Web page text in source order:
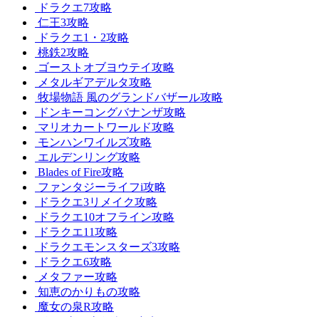
ドラクエ7攻略
仁王3攻略
ドラクエ1・2攻略
桃鉄2攻略
ゴーストオブヨウテイ攻略
メタルギアデルタ攻略
牧場物語 風のグランドバザール攻略
ドンキーコングバナンザ攻略
マリオカートワールド攻略
モンハンワイルズ攻略
エルデンリング攻略
Blades of Fire攻略
ファンタジーライフi攻略
ドラクエ3リメイク攻略
ドラクエ10オフライン攻略
ドラクエ11攻略
ドラクエモンスターズ3攻略
ドラクエ6攻略
メタファー攻略
知恵のかりもの攻略
魔女の泉R攻略